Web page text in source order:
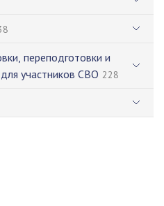
переподготовки и
участников СВО 228